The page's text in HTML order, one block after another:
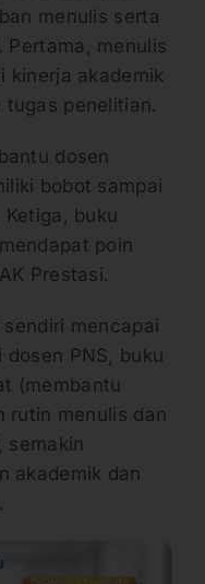
menulis serta
Pertama, menulis
kinerja akademik
tugas penelitian.
dosen
bobot sampai
Ketiga, buku
poin
Prestasi.
mencapai
PNS, buku
(membantu
rutin menulis dan
semakin
akademik dan